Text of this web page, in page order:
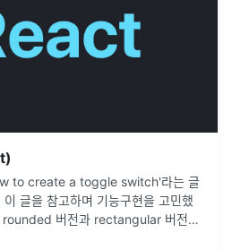
to create a toggle switch'라는 글
글을 참고하며 기능구현을 고민했
버전과 rectangular 버전이